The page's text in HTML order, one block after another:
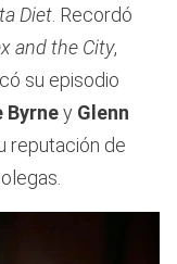
Diet. Recordó
and the City,
su episodio
Byrney Glenn
reputación de